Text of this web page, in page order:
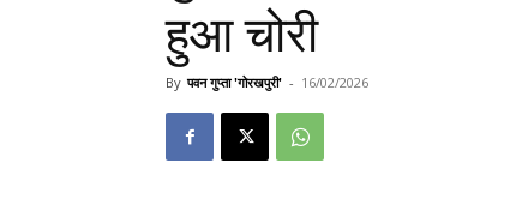
हुआ चोरी
By पवन गुप्ता 'गोरखपुरी' - 16/02/2026